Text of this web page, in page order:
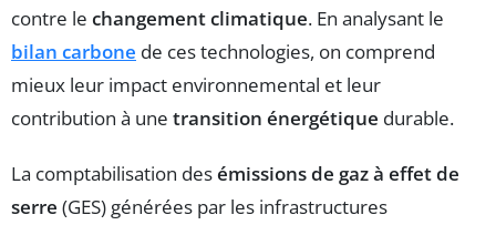
contre le changement climatique. En analysant le
bilan carbone de ces technologies, on comprend
mieux leur impact environnemental et leur
contribution à une transition énergétique durable.
La comptabilisation desémissions de gaz à effet de
serre (GES) générées par les infrastructures